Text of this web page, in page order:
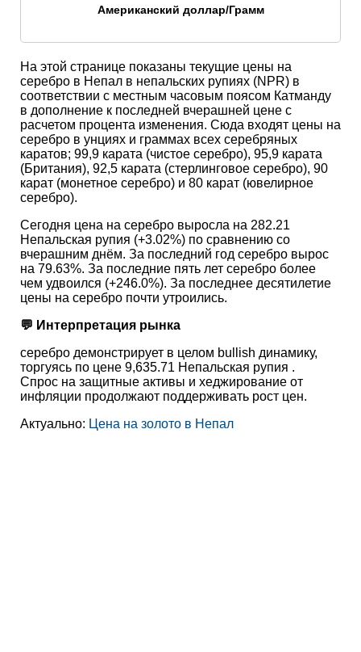
Американский доллар/Грамм
На этой странице показаны текущие цены на
серебро в Непал в непальских рупиях (NPR) в
соответствии с местным часовым поясом Катманду
в дополнение к последней вчерашней цене с
расчетом процента изменения. Сюда входят цены на
серебро в унциях и граммах всех серебряных
каратов; 99,9 карата (чистое серебро), 95,9 карата
(Британия), 92,5 карата (стерлинговое серебро), 90
карат (монетное серебро) и 80 карат (ювелирное
серебро).
Сегодня цена на серебро выросла на 282.21
Непальская рупия (+3.02%) по сравнению со
вчерашним днём. За последний год серебро вырос
на 79.63%. За последние пять лет серебро более
чем удвоился (+246.0%). За последнее десятилетие
цены на серебро почти утроились.
💬 Интерпретация рынка
серебро демонстрирует в целом bullish динамику,
торгуясь по цене 9,635.71 Непальская рупия .
Спрос на защитные активы и хеджирование от
инфляции продолжают поддерживать рост цен.
Актуально: Цена на золото в Непал